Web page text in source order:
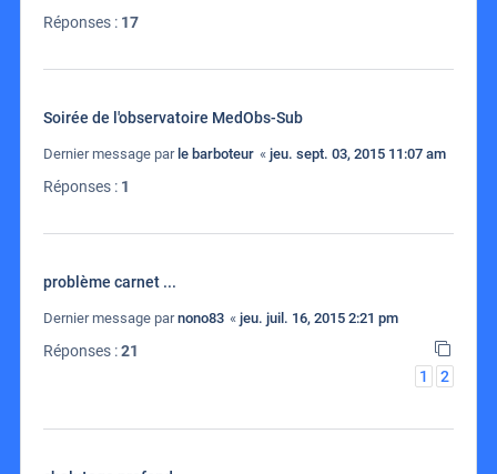
Réponses : 17
Soirée de l'observatoire MedObs-Sub
Dernier message par le barboteur « jeu. sept. 03, 2015 11:07 am
Réponses : 1
problème carnet ...
Dernier message parnono83 « jeu. juil. 16, 2015 2:21 pm
Réponses :21
1
2